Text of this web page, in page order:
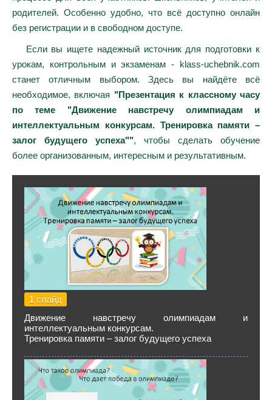
родителей. Особенно удобно, что всё доступно онлайн
без регистрации и в свободном доступе.
Если вы ищете надежный источник для подготовки к
урокам, контрольным и экзаменам - klass-uchebnik.com
станет отличным выбором. Здесь вы найдёте всё
необходимое, включая "Презентация к классному часу
по теме "Движение навстречу олимпиадам и
интеллектуальным конкурсам. Тренировка памяти –
залог будущего успеха"", чтобы сделать обучение
более организованным, интересным и результативным.
1 слайд
Движение навстречу олимпиадам и
интеллектуальным конкурсам.
Тренировка памяти – залог будущего успеха